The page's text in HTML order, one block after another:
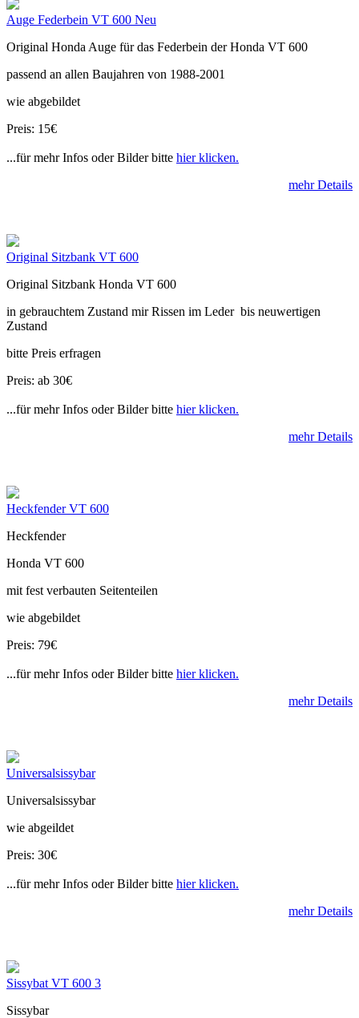
Auge Federbein VT 600 Neu
Original Honda Auge für das Federbein der Honda VT 600
passend an allen Baujahren von 1988-2001
wie abgebildet
Preis: 15€
...für mehr Infos oder Bilder bitte hier klicken.
mehr Details
Original Sitzbank VT 600
Original Sitzbank Honda VT 600
in gebrauchtem Zustand mir Rissen im Leder bis neuwertigen
Zustand
bitte Preis erfragen
Preis: ab 30€
...für mehr Infos oder Bilder bitte hier klicken.
mehr Details
Heckfender VT 600
Heckfender
Honda VT 600
mit fest verbauten Seitenteilen
wie abgebildet
Preis: 79€
...für mehr Infos oder Bilder bitte hier klicken.
mehr Details
Universalsissybar
Universalsissybar
wie abgeildet
Preis: 30€
...für mehr Infos oder Bilder bitte hier klicken.
mehr Details
Sissybat VT 600 3
Sissybar